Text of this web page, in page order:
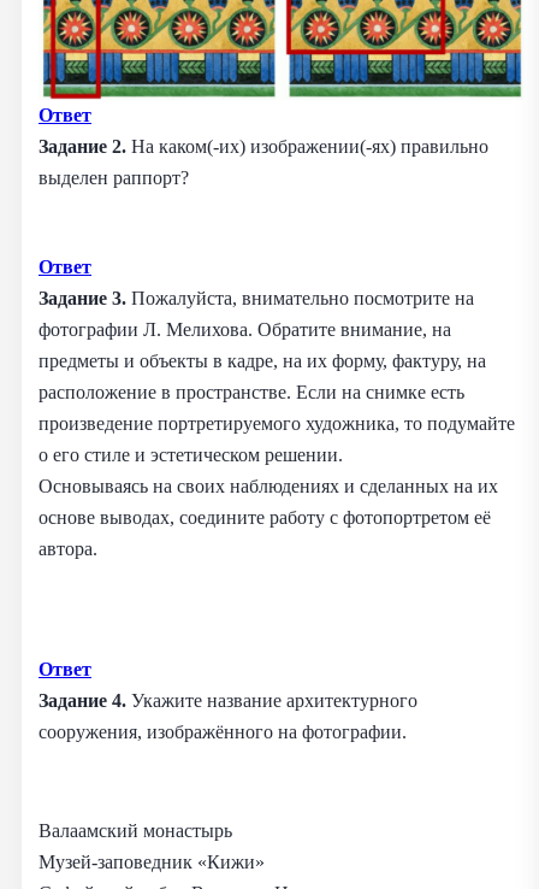
Ответ
Задание 2. На каком(-их) изображении(-ях) правильно
выделен раппорт?
Ответ
Задание 3. Пожалуйста, внимательно посмотрите на
фотографии Л. Мелихова. Обратите внимание, на
предметы и объекты в кадре, на их форму, фактуру, на
расположение в пространстве. Если на снимке есть
произведение портретируемого художника, то подумайте
о его стиле и эстетическом решении.
Основываясь на своих наблюдениях и сделанных на их
основе выводах, соедините работу с фотопортретом её
автора.
Ответ
Задание 4. Укажите название архитектурного
сооружения, изображённого на фотографии.
Валаамский монастырь
Музей-заповедник «Кижи»